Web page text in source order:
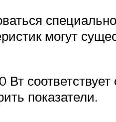
могут
показатели.